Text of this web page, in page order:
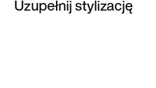
Uzupełnij stylizację